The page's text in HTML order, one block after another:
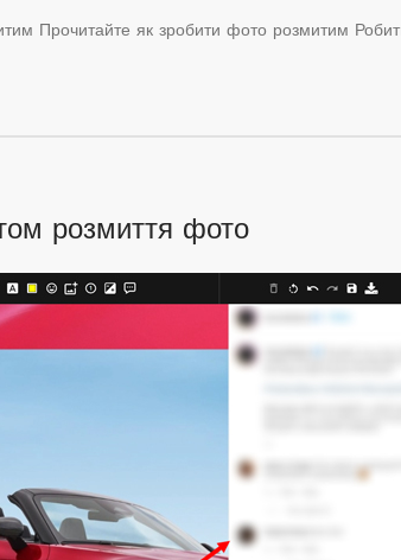
Прочитайте як зробити фото розмитим
розмиття фото